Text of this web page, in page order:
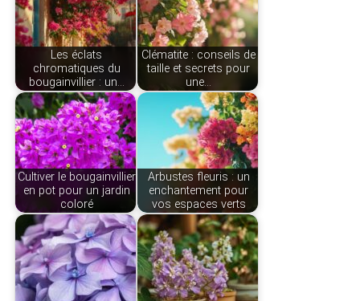
Les éclats
chromatiques du
bougainvillier : un…
Clématite : conseils de
taille et secrets pour
une…
Cultiver le bougainvillier
en pot pour un jardin
coloré
Arbustes fleuris : un
enchantement pour
vos espaces verts